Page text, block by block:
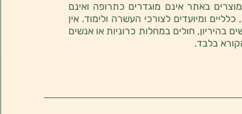
באתר אינם מוגדרים כתרופה ואינם
ומיועדים לצורכי העשרה ולימוד. אין
בהיריון, חולים במחלות כרוניות או אנשים
בלבד.